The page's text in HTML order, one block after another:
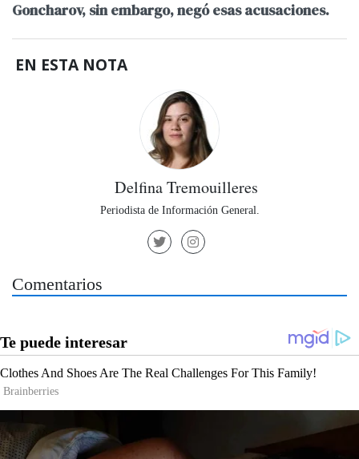
Goncharov, sin embargo, negó esas acusaciones.
EN ESTA NOTA
Delfina Tremouilleres
Periodista de Información General.
Comentarios